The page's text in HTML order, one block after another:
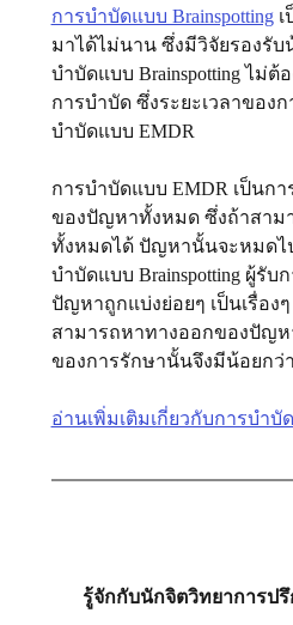
การบำบัดแบบ Brainspotting เ
มาได้ไม่นาน ซึ่งมีวิจัยรองรับ
บำบัดแบบ Brainspotting ไม่ต้
การบำบัด ซึ่งระยะเวลาของ
บำบัดแบบ EMDR
การบำบัดแบบ EMDR เป็นก
ของปัญหาทั้งหมด ซึ่งถ้าสาม
ทั้งหมดได้ ปัญหานั้นจะหมดไ
บำบัดแบบ Brainspotting ผู้รับ
ปัญหาถูกแบ่งย่อยๆ เป็นเรื่อง
สามารถหาทางออกของปัญห
ของการรักษานั้นจึงมีน้อยกว่
อ่านเพิ่มเติมเกี่ยวกับการบำบั
รู้จักกับนักจิตวิทยาการป